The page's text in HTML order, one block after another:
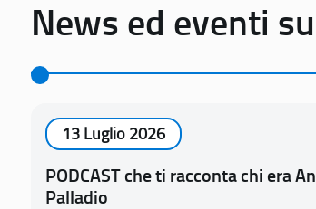
News ed eventi
13 Luglio 2026
PODCAST che ti racconta chi era
Palladio